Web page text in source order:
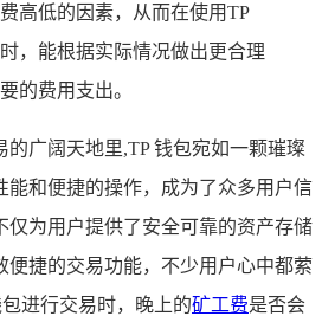
高低的因素，从而在使用TP
，能根据实际情况做出更合理
的费用支出。
的广阔天地里,TP 钱包宛如一颗璀璨
能和便捷的操作，成为了众多用户信
仅为用户提供了安全可靠的资产存储
便捷的交易功能，不少用户心中都萦
进行交易时，晚上的矿工费是否会